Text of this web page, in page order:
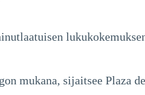
mukana, sijaitsee Plaza